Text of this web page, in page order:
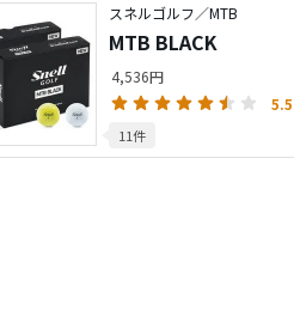
スネルゴルフ／MTB
MTB BLACK
4,536円
5.5
11件